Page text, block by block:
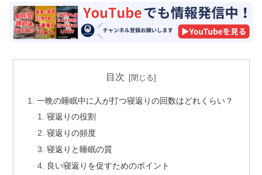
目次
一晩の睡眠中に人が打つ寝返りの回数はどれくらい？
寝返りの役割
寝返りの頻度
寝返りと睡眠の質
良い寝返りを促すためのポイント